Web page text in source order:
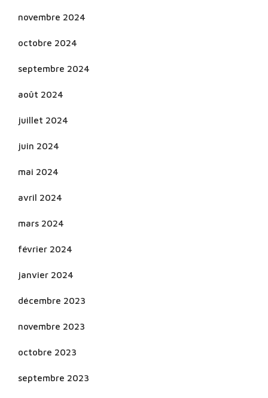
novembre 2024
octobre 2024
septembre 2024
août 2024
juillet 2024
juin 2024
mai 2024
avril 2024
mars 2024
février 2024
janvier 2024
décembre 2023
novembre 2023
octobre 2023
septembre 2023